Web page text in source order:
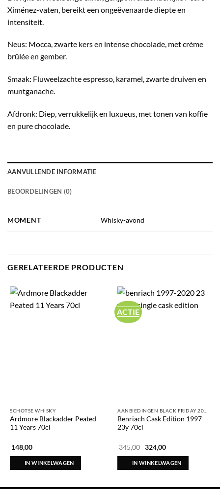
Ximénez-vaten, bereikt een ongeëvenaarde diepte en
intensiteit.
Neus: Mocca, zwarte kers en intense chocolade, met crème
brûlée en gember.
Smaak: Fluweelzachte espresso, karamel, zwarte druiven en
muntganache.
Afdronk: Diep, verrukkelijk en luxueus, met tonen van koffie
en pure chocolade.
AANVULLENDE INFORMATIE
BEOORDELINGEN (0)
MOMENT Whisky-avond
GERELATEERDE PRODUCTEN
SCHOTSE WHISKY
Ardmore Blackadder Peated
11 Years 70cl
148,00
IN WINKELWAGEN
ACTIE
Benriach Cask Edition 1997
23y 70cl
345,00
Oorspronkelijke
prijs
was:
€ 345,00.
324,00Huidige
is:
€ 324,00.
IN WINKELWAGEN